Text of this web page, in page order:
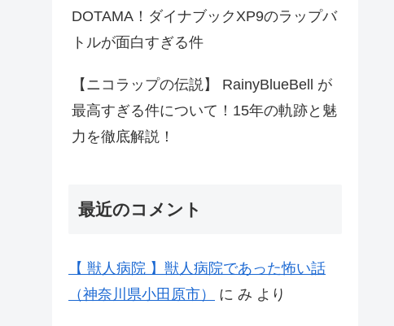
DOTAMA！ダイナブックXP9のラップバ
トルが面白すぎる件
【ニコラップの伝説】 RainyBlueBell が
最高すぎる件について！15年の軌跡と魅
力を徹底解説！
最近のコメント
【 獣人病院 】獣人病院であった怖い話
（神奈川県小田原市）
に み より